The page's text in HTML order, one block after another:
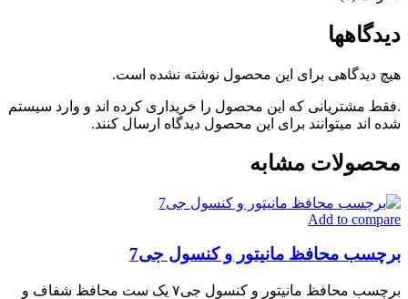
دیدگاهها
هیچ دیدگاهی برای این محصول نوشته نشده است.
.فقط مشتریانی که این محصول را خریداری کرده اند و وارد سیستم
شده اند میتوانند برای این محصول دیدگاه ارسال کنند.
محصولات مشابه
Add to compare
برچسب محافظ مانیتور و کنسول جی7
برچسب محافظ مانیتور و کنسول جی۷ یک ست محافظ شفاف و